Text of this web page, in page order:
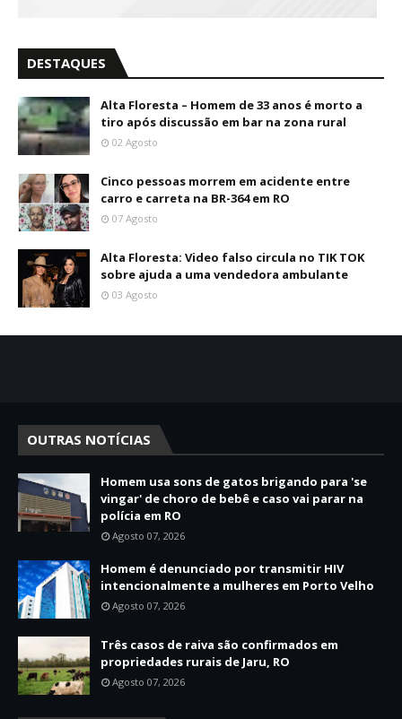
DESTAQUES
Alta Floresta – Homem de 33 anos é morto a
tiro após discussão em bar na zona rural
02 Agosto
Cinco pessoas morrem em acidente entre
carro e carreta na BR-364 em RO
07 Agosto
Alta Floresta: Video falso circula no TIK TOK
sobre ajuda a uma vendedora ambulante
03 Agosto
OUTRAS NOTÍCIAS
Homem usa sons de gatos brigando para 'se
vingar' de choro de bebê e caso vai parar na
polícia em RO
Agosto 07, 2026
Homem é denunciado por transmitir HIV
intencionalmente a mulheres em Porto Velho
Agosto 07, 2026
Três casos de raiva são confirmados em
propriedades rurais de Jaru, RO
Agosto 07, 2026